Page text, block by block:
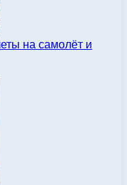
на самолёт и